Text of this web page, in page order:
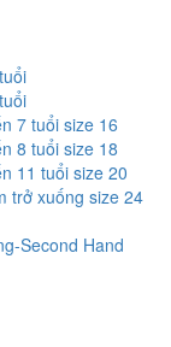
7 tuổi size 16
8 tuổi size 18
11 tuổi size 20
trở xuống size 24
Second Hand